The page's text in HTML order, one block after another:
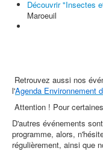
Découvrir "Insectes
Maroeuil
Retrouvez aussi nos
l'Agenda Environnement
Attention ! Pour
D'autres événements
programme, alors,
régulièrement, ainsi que